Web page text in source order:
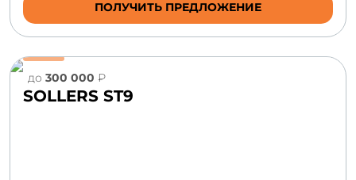
ПОЛУЧИТЬ ПРЕДЛОЖЕНИЕ
до 300 000 ₽
SOLLERS ST9